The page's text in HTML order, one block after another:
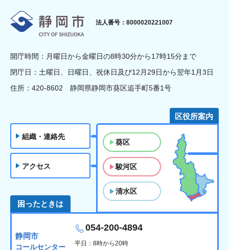
静岡市
法人番号：8000020221007
開庁時間：月曜日から金曜日の8時30分から17時15分まで
閉庁日：土曜日、日曜日、祝休日及び12月29日から翌年1月3日
住所：420-8602 静岡県静岡市葵区追手町5番1号
組織・連絡先
アクセス
区役所案内
葵区
駿河区
清水区
困ったときは
静岡市
コールセンター
054-200-4894
平日：8時から20時